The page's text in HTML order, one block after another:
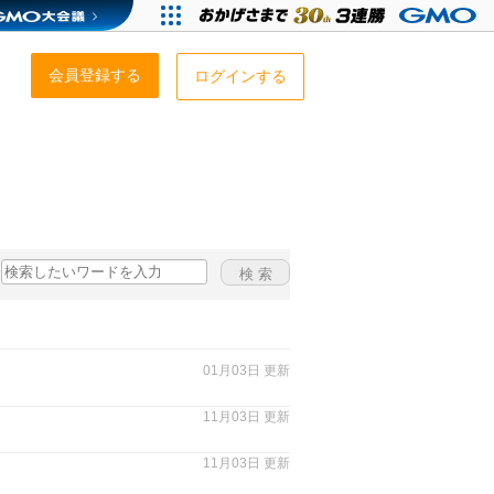
会員登録する ログインする
01月03日 更新
11月03日 更新
11月03日 更新